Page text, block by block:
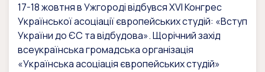
17-18 жовтня в Ужгороді відбувся XVI Конгрес
Української асоціації європейських студій: «Вступ
України до ЄС та відбудова». Щорічний захід
всеукраїнська громадська організація
«Українська асоціація європейських студій»